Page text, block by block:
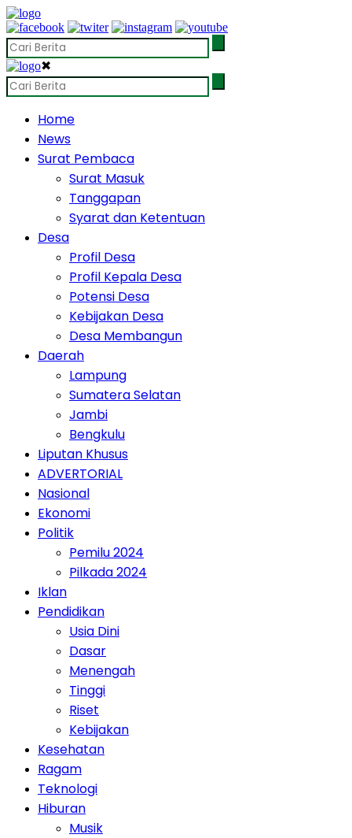
✖
Home
News
Surat Pembaca
Surat Masuk
Tanggapan
Syarat dan Ketentuan
Desa
Profil Desa
Profil Kepala Desa
Potensi Desa
Kebijakan Desa
Desa Membangun
Daerah
Lampung
Sumatera Selatan
Jambi
Bengkulu
Liputan Khusus
ADVERTORIAL
Nasional
Ekonomi
Politik
Pemilu 2024
Pilkada 2024
Iklan
Pendidikan
Usia Dini
Dasar
Menengah
Tinggi
Riset
Kebijakan
Kesehatan
Ragam
Teknologi
Hiburan
Musik